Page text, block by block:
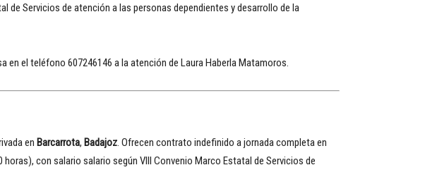
de Servicios de atención a las personas dependientes y desarrollo de la
en el teléfono 607246146 a la atención de Laura Haberla Matamoros.
en Barcarrota, Badajoz. Ofrecen contrato indefinido a jornada completa en
con salario salario según VIII Convenio Marco Estatal de Servicios de